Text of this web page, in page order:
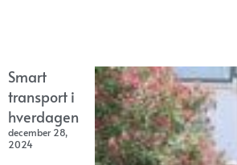
Smart
transport i
hverdagen
december 28,
2024